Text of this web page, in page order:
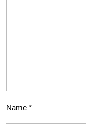
Name *